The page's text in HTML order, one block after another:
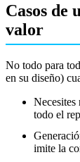
Casos de
valor
No todo para
en su diseño)
Necesites
todo el
imite la